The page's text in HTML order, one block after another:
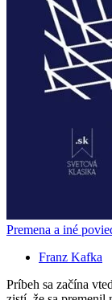
Premena a iné
Franz Kafka
Príbeh sa začína